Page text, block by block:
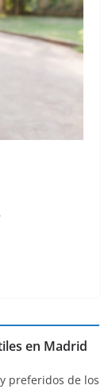
en Madrid
preferidos de los